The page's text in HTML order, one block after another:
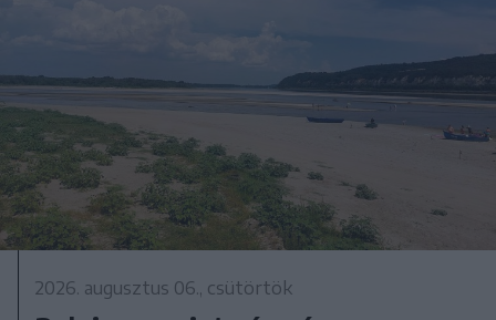
2026. augusztus 06., csütörtök